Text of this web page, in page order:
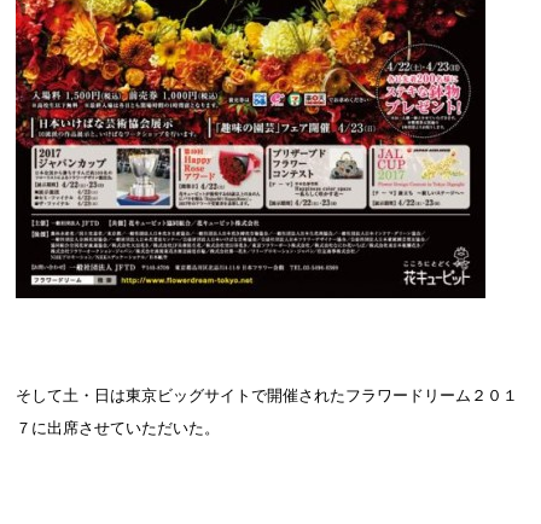
そして土・日は東京ビッグサイトで開催されたフラワードリーム２０１
７に出席させていただいた。